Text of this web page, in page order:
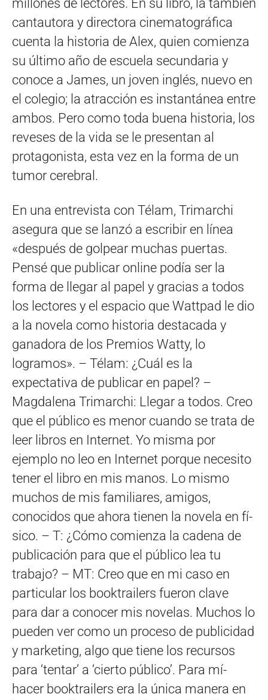
millones de lectores. En su libro, la también
cantautora y directora cinematográfica
cuenta la historia de Alex, quien comienza
su último año de escuela secundaria y
conoce a James, un joven inglés, nuevo en
el colegio; la atracción es instantánea entre
ambos. Pero como toda buena historia, los
reveses de la vida se le presentan al
protagonista, esta vez en la forma de un
tumor cerebral.
En una entrevista con Télam, Trimarchi
asegura que se lanzó a escribir en línea
«después de golpear muchas puertas.
Pensé que publicar online podía ser la
forma de llegar al papel y gracias a todos
los lectores y el espacio que Wattpad le dio
a la novela como historia destacada y
ganadora de los Premios Watty, lo
logramos». – Télam: ¿Cuál es la
expectativa de publicar en papel? –
Magdalena Trimarchi: Llegar a todos. Creo
que el público es menor cuando se trata de
leer libros en Internet. Yo misma por
ejemplo no leo en Internet porque necesito
tener el libro en mis manos. Lo mismo
muchos de mis familiares, amigos,
conocidos que ahora tienen la novela en fí­
sico. – T: ¿Cómo comienza la cadena de
publicación para que el público lea tu
trabajo? – MT: Creo que en mi caso en
particular los booktrailers fueron clave
para dar a conocer mis novelas. Muchos lo
pueden ver como un proceso de publicidad
y marketing, algo que tiene los recursos
para ‘tentar’ a ‘cierto público’. Para mí­
hacer booktrailers era la única manera en